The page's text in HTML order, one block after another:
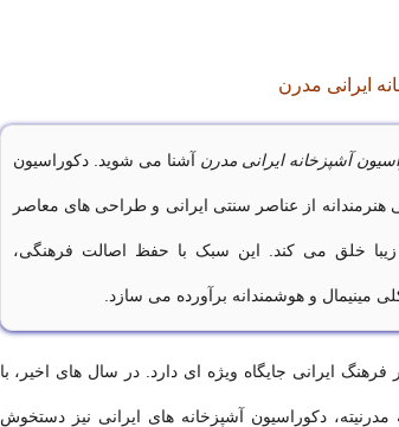
ایرانی مدرن
آشپزخانه ایرانی مدرن آشنا می شوید. دکوراسیون
هنرمندانه از عناصر سنتی ایرانی و طراحی های معاصر
خلق می کند. این سبک با حفظ اصالت فرهنگی،
مینیمال و هوشمندانه برآورده می سازد.
ایرانی جایگاه ویژه ای دارد. در سال های اخیر، با
دکوراسیون آشپزخانه های ایرانی نیز دستخوش